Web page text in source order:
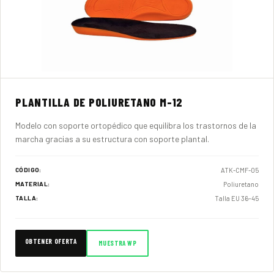
PLANTILLA DE POLIURETANO M-12
Modelo con soporte ortopédico que equilibra los trastornos de la
marcha gracias a su estructura con soporte plantal.
CÓDIGO: ATK-CMF-05
MATERIAL: Poliuretano
TALLA: Talla EU 36–45
OBTENER OFERTA MUESTRA WP